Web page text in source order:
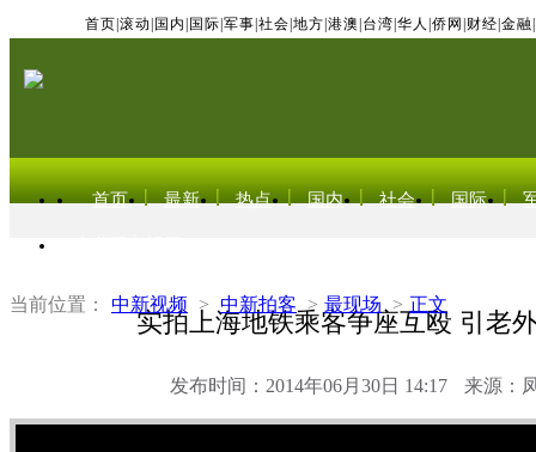
首页 滚动 国内 国际 军事 社会 地方 港澳 台湾 华人 侨网 财经 金融
首页 最新 热点 国内 社会 国际
当前位置： 中新视频 > 中新拍客 > 最现场 > 正文
实拍上海地铁乘客争座互殴 引老
发布时间：2014年06月30日 14:17 来源：